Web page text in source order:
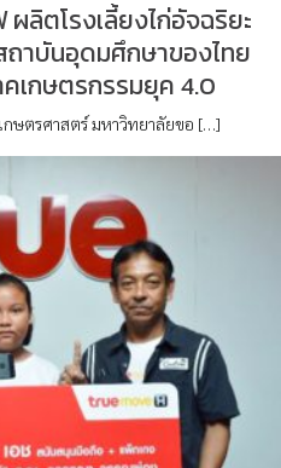
ลิตโรงเลี้ยงไก่อัจฉริยะ
ถาบันอุดมศึกษาของไทย
เกษตรกรรมยุค 4.0
ษตรศาสตร์ มหาวิทยาลัยขอ […]